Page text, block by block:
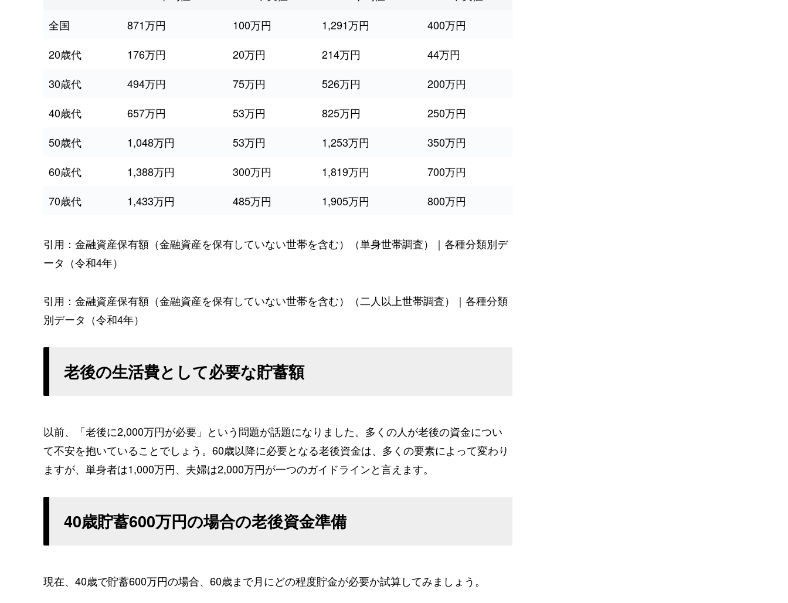
全国
871万円 100万円 1,291万円
400万円
20歳代
176万円 20万円 214万円
44万円
30歳代
494万円 75万円 526万円
200万円
40歳代
657万円 53万円 825万円
250万円
50歳代
1,048万円 53万円 1,253万円
350万円
60歳代
1,388万円 300万円 1,819万円
700万円
70歳代
1,433万円 485万円 1,905万円 800万円
引用：金融資産保有額（金融資産を保有していない世帯を含む）（単身世帯調査）｜各種分類別デ
ータ（令和4年）
引用：金融資産保有額（金融資産を保有していない世帯を含む）（二人以上世帯調査）｜各種分類
別データ（令和4年）
老後の生活費として必要な貯蓄額
以前、「老後に2,000万円が必要」という問題が話題になりました。多くの人が老後の資金につい
て不安を抱いていることでしょう。60歳以降に必要となる老後資金は、多くの要素によって変わり
ますが、単身者は1,000万円、夫婦は2,000万円が一つのガイドラインと言えます。
40歳貯蓄600万円の場合の老後資金準備
現在、40歳で貯蓄600万円の場合、60歳まで月にどの程度貯金が必要か試算してみましょう。